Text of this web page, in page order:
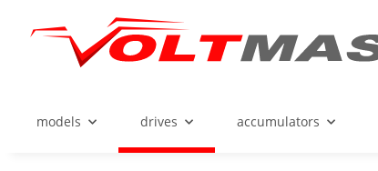
models drives accumulators